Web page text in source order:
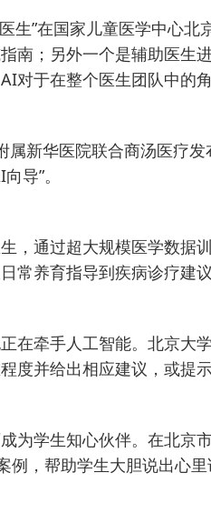
生”在国家儿童医学中心
南；另外一个是辅助医生
对于在整个医生团队中的
新华医院联合商汤医疗
导”。
，通过超大规模医学数据
常养育指导到疾病诊疗建
在牵手人工智能。北京大
度并给出相应建议，或提
为学生知心伙伴。在北京
例，帮助学生大胆说出心